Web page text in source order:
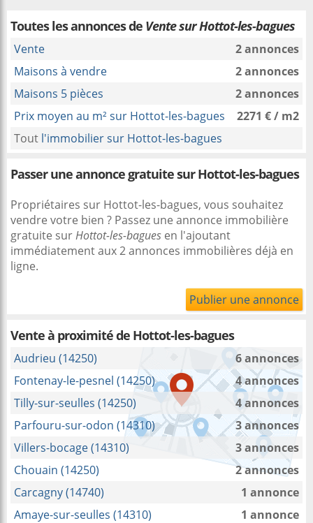
Toutes les annonces de Vente sur Hottot-les-bagues
Vente
2 annonces
Maisons à vendre
2 annonces
Maisons 5 pièces
2 annonces
Prix moyen au m² sur Hottot-les-bagues
2271 € / m2
Tout l'immobilier sur Hottot-les-bagues
Passer une annonce gratuite sur Hottot-les-bagues
Propriétaires sur Hottot-les-bagues, vous souhaitez
vendre votre bien ? Passez une annonce immobilière
gratuite surHottot-les-bagues en l'ajoutant
immédiatement aux 2 annonces immobilières déjà en
ligne.
Publier une annonce
Vente à proximitéde Hottot-les-bagues
Audrieu (14250)
6 annonces
Fontenay-le-pesnel (14250)
4 annonces
Tilly-sur-seulles (14250)
4 annonces
Parfouru-sur-odon (14310)
3 annonces
Villers-bocage (14310)
3 annonces
Chouain (14250)
2 annonces
Carcagny (14740)
1 annonce
Amaye-sur-seulles (14310)
1 annonce